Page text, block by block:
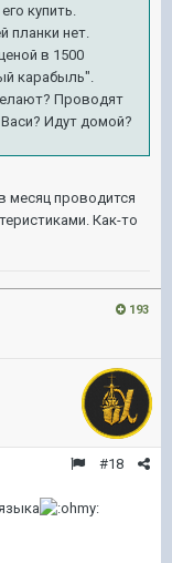
купить.
планки нет.
в 1500
карабыль".
Проводят
Идут домой?
месяц проводится
Как-то
193
#18